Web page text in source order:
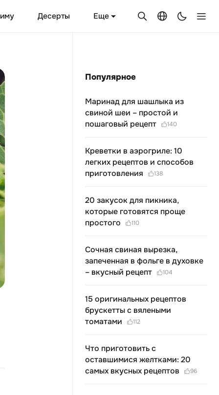
Десерты Еще
Популярное
Маринад для шашлыка из
свиной шеи – простой и
пошаговый рецепт
140
Креветки в аэрогриле: 10
легких рецептов и способов
приготовления
138
20 закусок для пикника,
которые готовятся проще
простого
110
Сочная свиная вырезка,
запеченная в фольге в духовке
– вкусный рецепт
104
15 оригинальных рецептов
брускетты с вялеными
томатами
112
Что приготовить с
оставшимися желтками: 20
самых вкусных рецептов
96